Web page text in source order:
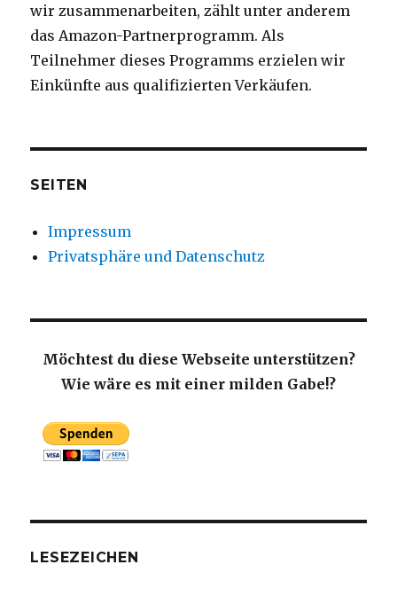
wir zusammenarbeiten, zählt unter anderem
das Amazon-Partnerprogramm. Als
Teilnehmer dieses Programms erzielen wir
Einkünfte aus qualifizierten Verkäufen.
SEITEN
Impressum
Privatsphäre und Datenschutz
Möchtest du diese Webseite unterstützen?
Wie wäre es mit einer milden Gabe!?
LESEZEICHEN